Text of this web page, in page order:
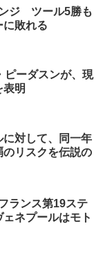
ジ ツール5勝も
に敗れる
ピーダスンが、現
表明
対して、同一年
リスクを伝説の
ランス第19ステ
ネプールはモト